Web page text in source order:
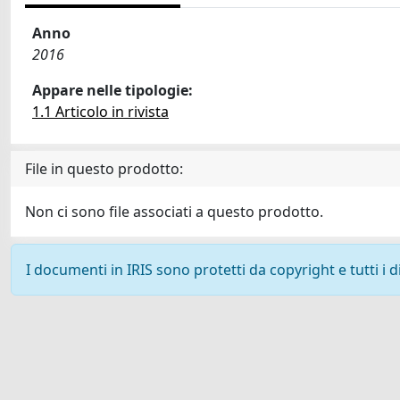
Anno
2016
Appare nelle tipologie:
1.1 Articolo in rivista
File in questo prodotto:
Non ci sono file associati a questo prodotto.
I documenti in IRIS sono protetti da copyright e tutti i